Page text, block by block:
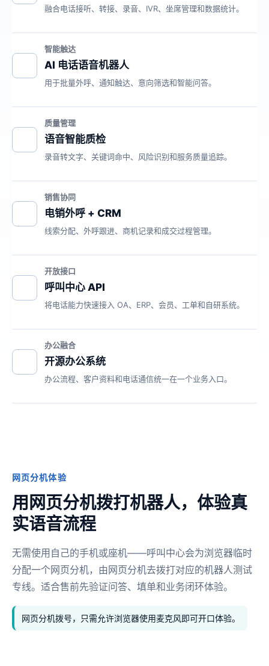
融合电话接听、转接、录音、IVR、坐席管理和数据统计。
智能触达
AI 电话语音机器人
用于批量外呼、通知触达、意向筛选和智能问答。
质量管理
语音智能质检
录音转文字、关键词命中、风险识别和服务质量追踪。
销售协同
电销外呼 + CRM
线索分配、外呼跟进、商机记录和成交过程管理。
开放接口
呼叫中心 API
将电话能力快速接入 OA、ERP、会员、工单和自研系统。
办公融合
开源办公系统
办公流程、客户资料和电话通信统一在一个业务入口。
网页分机体验
用网页分机拨打机器人，体验真
实语音流程
无需使用自己的手机或座机——呼叫中心会为浏览器临时
分配一个网页分机，由网页分机去拨打对应的机器人测试
专线。适合售前先验证问答、填单和业务闭环体验。
网页分机拨号，只需允许浏览器使用麦克风即可开口体验。